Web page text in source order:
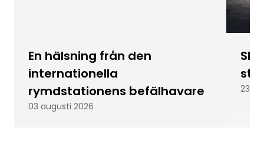
En hälsning från den
internationella
rymdstationens befälhavare
03 augusti 2026
23